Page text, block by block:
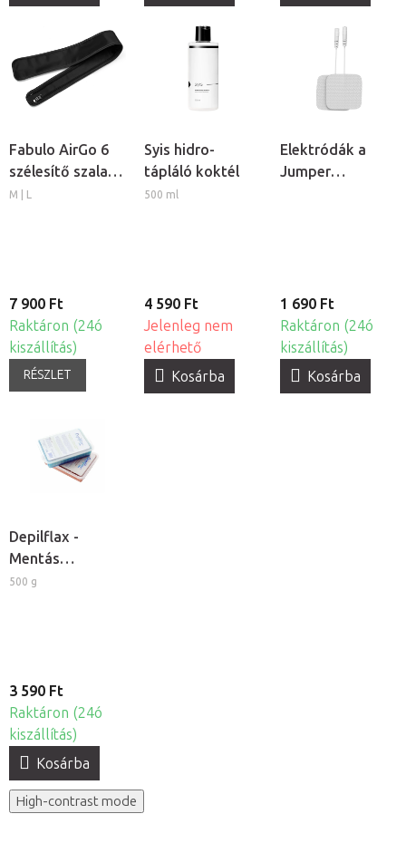
Fabulo AirGo 6
szélesítő szalag
lábmandzsettához,
M | L
7 900 Ft
Raktáron (24ó
kiszállítás)
RÉSZLET
Syis hidro-
tápláló koktél
500 ml
4 590 Ft
Jelenleg nem
elérhető
Kosárba
Elektródák a
Jumper
1 690 Ft
Raktáron (24ó
kiszállítás)
Kosárba
Depilflax -
Mentás
kozmetikai
500 g
3 590 Ft
Raktáron (24ó
kiszállítás)
Kosárba
High-contrast mode